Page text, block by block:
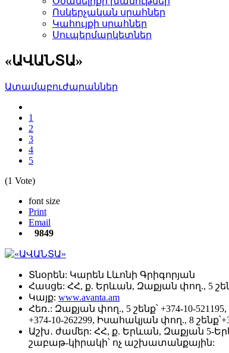
Ոսկերչական սրահներ­
Կահույքի սրահներ­
Սուպերմարկետներ­
«ԱՎԱՆՏԱ»
Ատամաբուժարաններ­
1
2
3
4
5
(1 Vote)
font size
Print
Email
9849
Տնօրեն: Կարեն Լևոնի Գրիգորյան
Հասցե: ՀՀ, ք. Երևան, Զաքյան փող., 5
Կայք: www.avanta.am
Հեռ․: Զաքյան փող., 5 շենք՝ +374-10-
+374-10-262299, Իսահակյան փող., 8
Աշխ․ ժամեր: ՀՀ, ք. Երևան, Զաքյան 5-
շաբաթ-կիրակի՝ ոչ աշխատանքային: